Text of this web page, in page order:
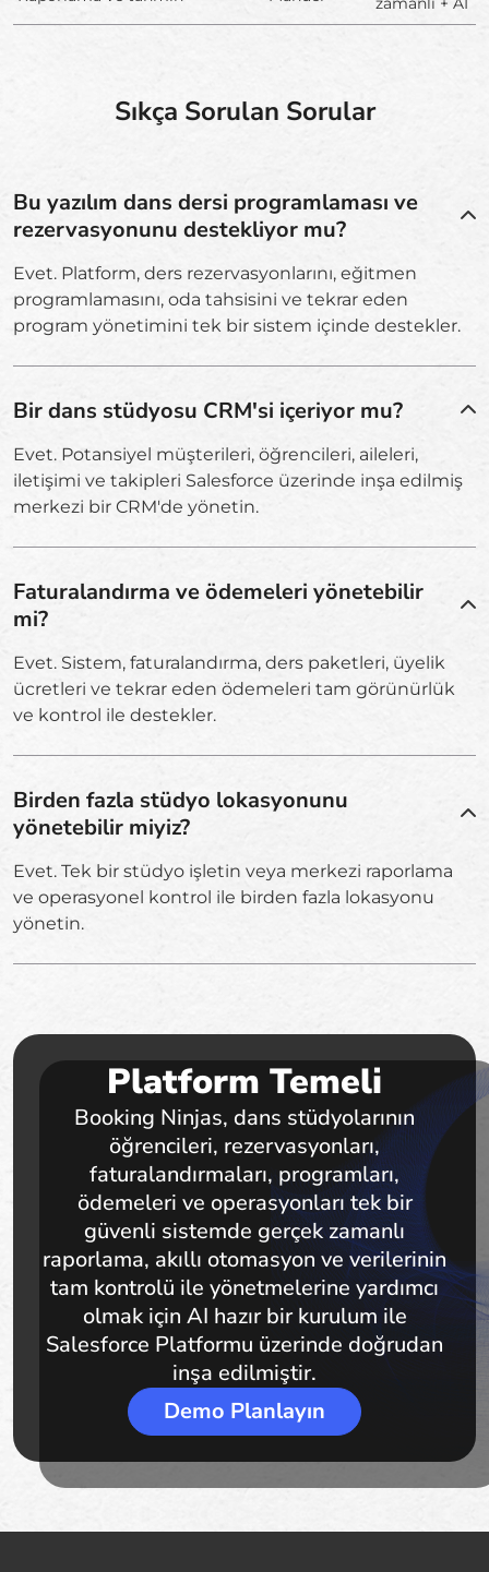
Sıkça Sorulan Sorular
Bu yazılım dans dersi programlaması ve
rezervasyonunu destekliyor mu?
Evet. Platform, ders rezervasyonlarını, eğitmen
programlamasını, oda tahsisini ve tekrar eden
program yönetimini tek bir sistem içinde destekler.
Bir dans stüdyosu CRM'si içeriyor mu?
Evet. Potansiyel müşterileri, öğrencileri, aileleri,
iletişimi ve takipleri Salesforce üzerinde inşa edilmiş
merkezi bir CRM'de yönetin.
Faturalandırma ve ödemeleri yönetebilir
mi?
Evet. Sistem, faturalandırma, ders paketleri, üyelik
ücretleri ve tekrar eden ödemeleri tam görünürlük
ve kontrol ile destekler.
Birden fazla stüdyo lokasyonunu
yönetebilir miyiz?
Evet. Tek bir stüdyo işletin veya merkezi raporlama
ve operasyonel kontrol ile birden fazla lokasyonu
yönetin.
Platform Temeli
Booking Ninjas, dans stüdyolarının
öğrencileri, rezervasyonları,
faturalandırmaları, programları,
ödemeleri ve operasyonları tek bir
güvenli sistemde gerçek zamanlı
raporlama, akıllı otomasyon ve verilerinin
tam kontrolü ile yönetmelerine yardımcı
olmak için AI hazır bir kurulum ile
Salesforce Platformu üzerinde doğrudan
inşa edilmiştir.
Demo Planlayın